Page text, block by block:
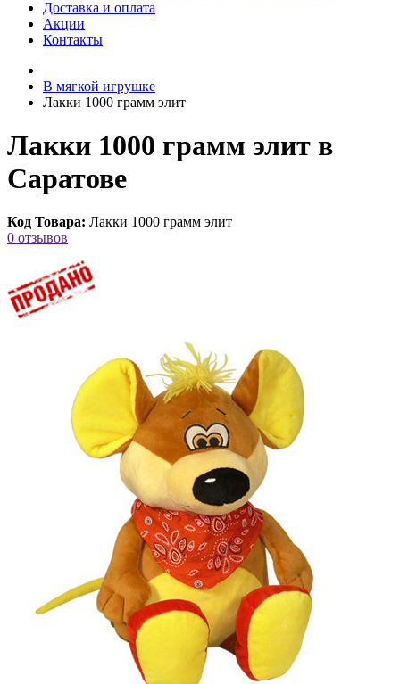
Доставка и оплата
Акции
Контакты
В мягкой игрушке
Лакки 1000 грамм элит
Лакки 1000 грамм элит в
Саратове
Код Товара: Лакки 1000 грамм элит
0 отзывов